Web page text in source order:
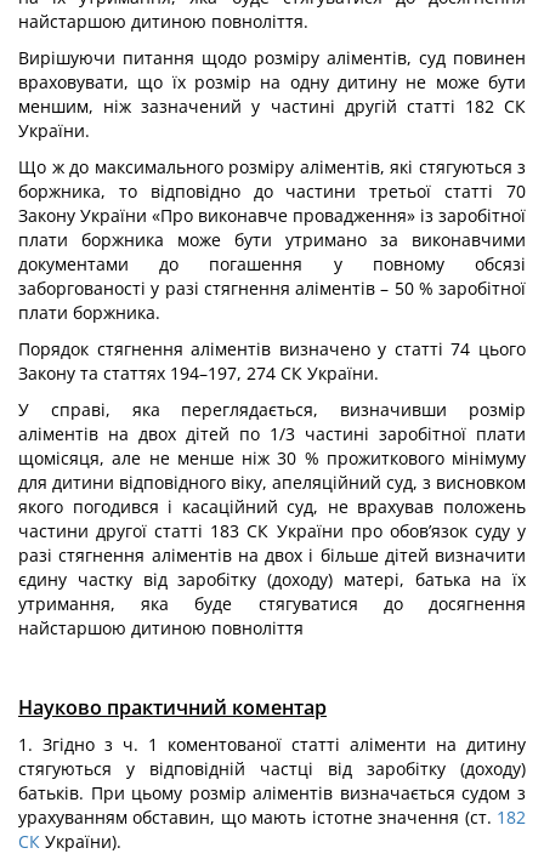
найстаршою дитиною повноліття.
Вирішуючи питання щодо розміру аліментів, суд повинен
враховувати, що їх розмір на одну дитину не може бути
меншим, ніж зазначений у частині другій статті 182 СК
України.
Що ж до максимального розміру аліментів, які стягуються з
боржника, то відповідно до частини третьої статті 70
Закону України «Про виконавче провадження» із заробітної
плати боржника може бути утримано за виконавчими
документами до погашення у повному обсязі
заборгованості у разі стягнення аліментів – 50 % заробітної
плати боржника.
Порядок стягнення аліментів визначено у статті 74 цього
Закону та статтях 194–197, 274 СК України.
У справі, яка переглядається, визначивши розмір
аліментів на двох дітей по 1/3 частині заробітної плати
щомісяця, але не менше ніж 30 % прожиткового мінімуму
для дитини відповідного віку, апеляційний суд, з висновком
якого погодився і касаційний суд, не врахував положень
частини другої статті 183 СК України про обов’язок суду у
разі стягнення аліментів на двох і більше дітей визначити
єдину частку від заробітку (доходу) матері, батька на їх
утримання, яка буде стягуватися до досягнення
найстаршою дитиною повноліття
Науково практичний коментар
1. Згідно з ч. 1 коментованої статті аліменти на дитину
стягуються у відповідній частці від заробітку (доходу)
батьків. При цьому розмір аліментів визначається судом з
урахуванням обставин, що мають істотне значення (ст. 182
СК України).